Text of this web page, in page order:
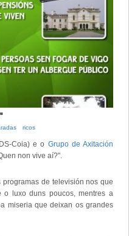
ricos
Coia) e o Grupo de Axitación
non vive aí?".
de televisión nos que
o luxo duns poucos, mentres a
miseria que deixan os grandes